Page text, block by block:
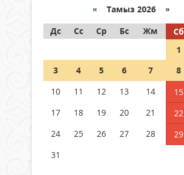
граждане Казахстана,
05 тамыз 2026 ж. 157
Шетелде жүрген Қазақстан
азаматтары қалай дауыс бере
« Тамыз 2026 »
Дс
Сс Ср Бс Жм Сб
1
3
4 5 6 7 8
10
11 12 13 14 15
17
18 19 20 21 22
24
25 26 27 28 29
31